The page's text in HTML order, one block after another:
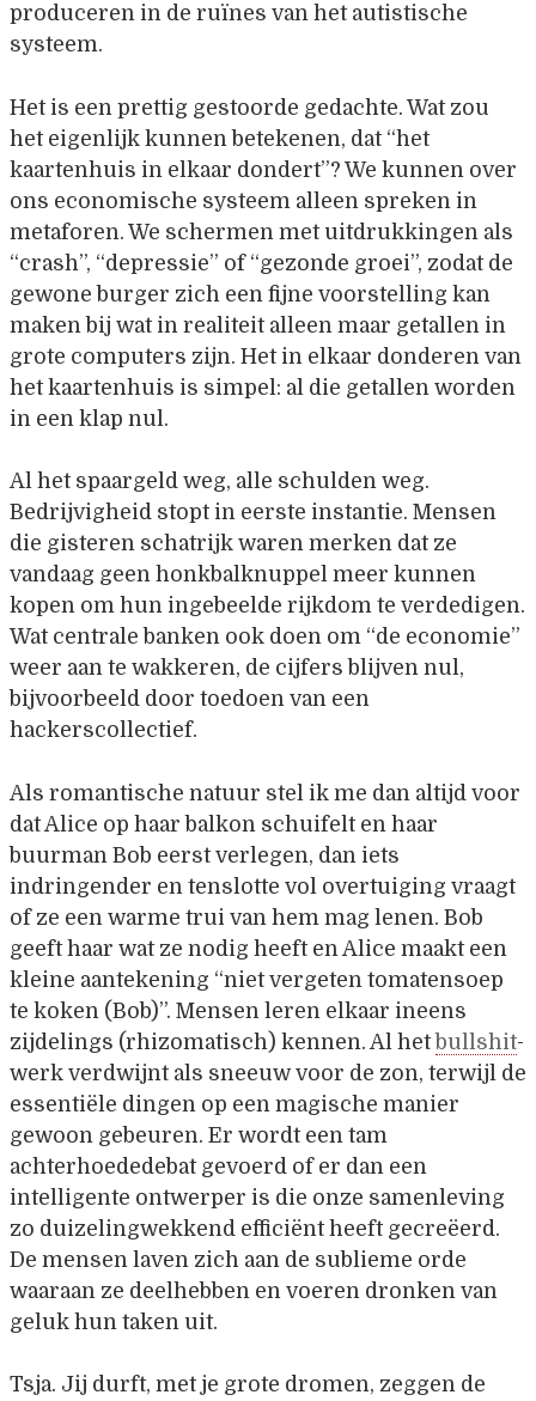
produceren in de ruïnes van het autistische
systeem.
Het is een prettig gestoorde gedachte. Wat zou
het eigenlijk kunnen betekenen, dat “het
kaartenhuis in elkaar dondert”? We kunnen over
ons economische systeem alleen spreken in
metaforen. We schermen met uitdrukkingen als
“crash”, “depressie” of “gezonde groei”, zodat de
gewone burger zich een fijne voorstelling kan
maken bij wat in realiteit alleen maar getallen in
grote computers zijn. Het in elkaar donderen van
het kaartenhuis is simpel: al die getallen worden
in een klap nul.
Al het spaargeld weg, alle schulden weg.
Bedrijvigheid stopt in eerste instantie. Mensen
die gisteren schatrijk waren merken dat ze
vandaag geen honkbalknuppel meer kunnen
kopen om hun ingebeelde rijkdom te verdedigen.
Wat centrale banken ook doen om “de economie”
weer aan te wakkeren, de cijfers blijven nul,
bijvoorbeeld door toedoen van een
hackerscollectief.
Als romantische natuur stel ik me dan altijd voor
dat Alice op haar balkon schuifelt en haar
buurman Bob eerst verlegen, dan iets
indringender en tenslotte vol overtuiging vraagt
of ze een warme trui van hem mag lenen. Bob
geeft haar wat ze nodig heeft en Alice maakt een
kleine aantekening “niet vergeten tomatensoep
te koken (Bob)”. Mensen leren elkaar ineens
zijdelings (rhizomatisch) kennen. Al hetbullshit-
werk verdwijnt als sneeuw voor de zon, terwijl de
essentiële dingen op een magische manier
gewoon gebeuren. Er wordt een tam
achterhoededebat gevoerd of er dan een
intelligente ontwerper is die onze samenleving
zo duizelingwekkend efficiënt heeft gecreëerd.
De mensen laven zich aan de sublieme orde
waaraan ze deelhebben en voeren dronken van
geluk hun taken uit.
Tsja. Jij durft, met je grote dromen, zeggen de